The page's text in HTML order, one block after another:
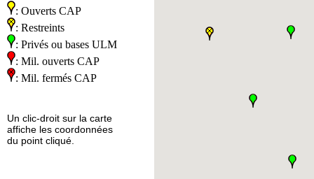
: Ouverts CAP
: Restreints
: Privés ou bases ULM
: Mil. ouverts CAP
: Mil. fermés CAP
Un clic-droit sur la carte
affiche les coordonnées
du point cliqué.